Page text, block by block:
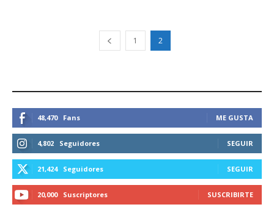
1 2
48,470 Fans ME GUSTA
4,802 Seguidores SEGUIR
21,424 Seguidores SEGUIR
20,000 Suscriptores SUSCRIBIRTE